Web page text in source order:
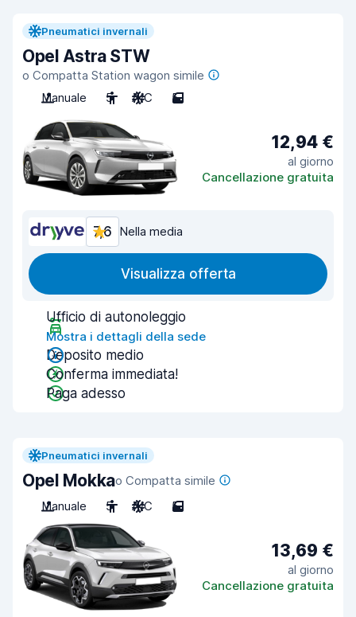
Pneumatici invernali
Opel Astra STW
o Compatta Station wagon simile
Manuale
5 A/C 5
12,94 €
al giorno
Cancellazione gratuita
7,6 Nella media
Visualizza offerta
Ufficio di autonoleggio
Mostra i dettagli della sede
Deposito medio
Conferma immediata!
Paga adesso
Pneumatici invernali
Opel Mokkao Compatta simile
Manuale
5 A/C 5
13,69 €
al giorno
Cancellazione gratuita